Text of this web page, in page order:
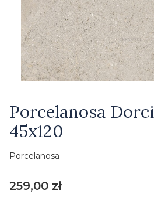
Porcelanosa
45x120
Porcelanosa
Cena
259,00 zł